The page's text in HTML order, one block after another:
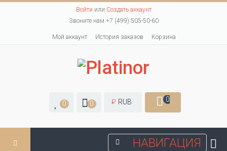
Войти или Создать аккаунт
Звоните нам +7 (499) 505-50-60
Мой аккаунт История заказов Корзина
0 0 ₽ RUB 0
НАВИГАЦИЯ